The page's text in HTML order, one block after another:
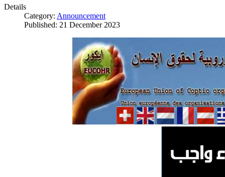
Details
Category: Announcement
Published: 21 December 2023